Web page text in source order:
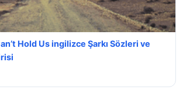
Hold Us ingilizce Şarkı Sözleri ve